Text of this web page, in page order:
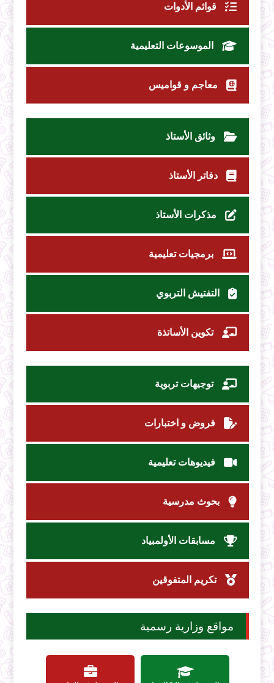
قوائم الأدوات
الموسوعات التعليمية
معاجم و قواميس
وثائق الأستاذ
دفاتر الأستاذ
مذكرات الأستاذ
برمجيات تعليمية
التفتيش التربوي
تكوين الأساتذة
توجيهات تربوية
فروض و اختبارات
فيديوهات تعليمية
بحوث مدرسية
مسابقات الأولمبياد
تكريم المتفوقين
مواقع وزارية رسمية